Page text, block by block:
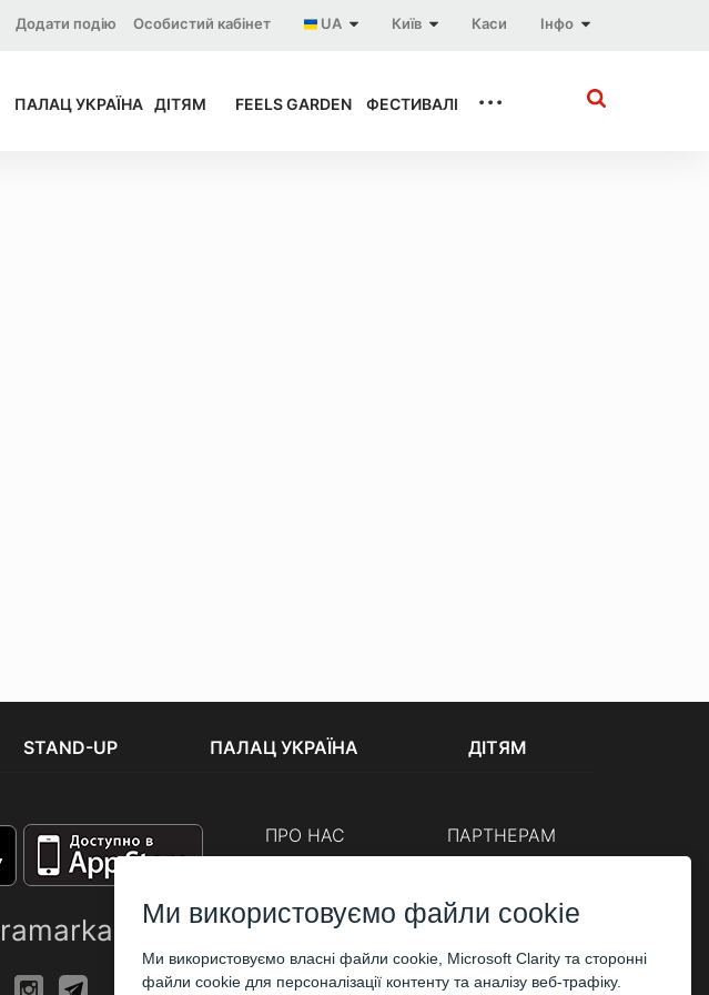
Інфо
Каси
Київ
UA
Особистий кабінет
Додати подію
ПАЛАЦ УКРАЇНА ДІТЯМ FEELS GARDEN ФЕСТИВАЛІ ...
STAND-UP ПАЛАЦ УКРАЇНА ДІТЯМ
ПРО НАС ПАРТНЕРАМ
Корпоративним клієнтам
Ми використовуємо файли cookie
Ми використовуємо власні файли cookie, Microsoft Clarity та сторонні
файли cookie для персоналізації контенту та аналізу веб-трафіку.